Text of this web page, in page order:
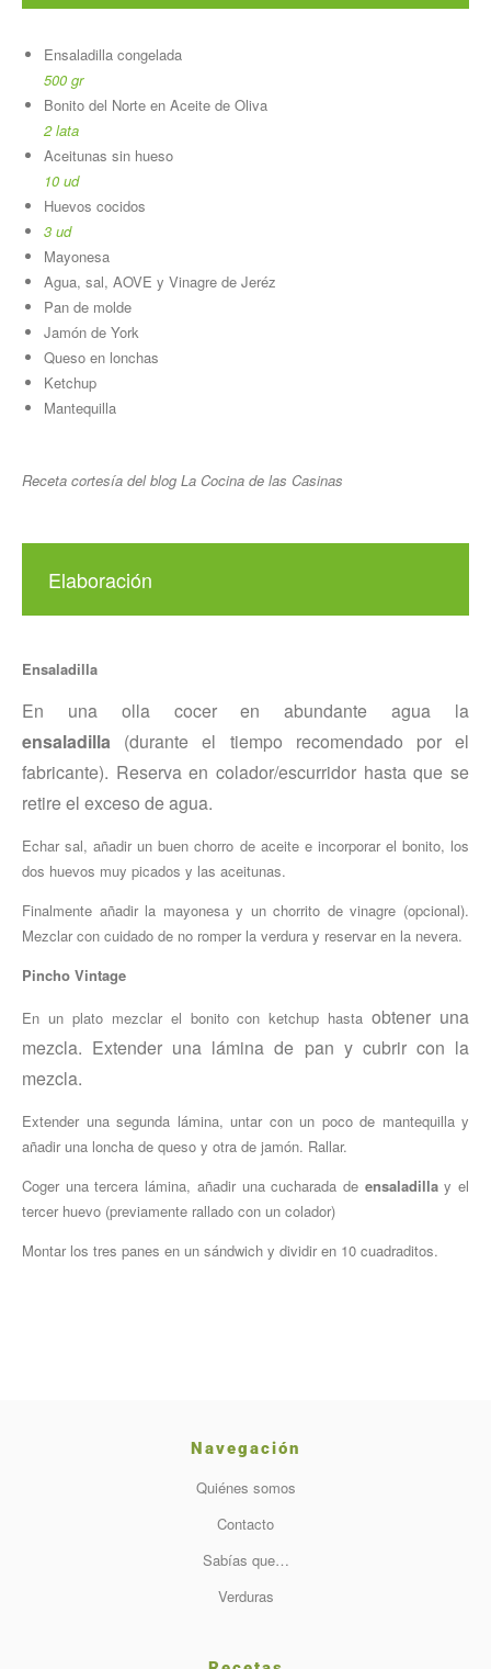
Ensaladilla congelada
500 gr
Bonito del Norte en Aceite de Oliva
2 lata
Aceitunas sin hueso
10 ud
Huevos cocidos
3 ud
Mayonesa
Agua, sal, AOVE y Vinagre de Jeréz
Pan de molde
Jamón de York
Queso en lonchas
Ketchup
Mantequilla
Receta cortesía del blog La Cocina de las Casinas
Elaboración
Ensaladilla
En una olla cocer en abundante agua la
ensaladilla (durante el tiempo recomendado por el
fabricante). Reserva en colador/escurridor hasta que se
retire el exceso de agua.
Echar sal, añadir un buen chorro de aceite e incorporar el bonito, los
dos huevos muy picados y las aceitunas.
Finalmente añadir la mayonesa y un chorrito de vinagre (opcional).
Mezclar con cuidado de no romper la verdura y reservar en la nevera.
Pincho Vintage
En un plato mezclar el bonito con ketchup hastaobtener una
mezcla. Extender una lámina de pan y cubrir con la
mezcla.
Extender una segunda lámina, untar con un poco de mantequilla y
añadir una loncha de queso y otra de jamón. Rallar.
Coger una tercera lámina, añadir una cucharada de ensaladillay el
tercer huevo (previamente rallado con un colador)
Montar los tres panes en un sándwich y dividir en 10 cuadraditos.
Navegación
Quiénes somos
Contacto
Sabías que…
Verduras